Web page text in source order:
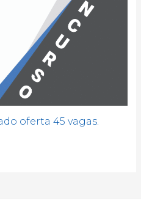
oferta 45 vagas.